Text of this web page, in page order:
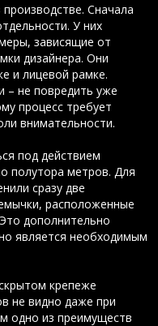
Сначала
У них
зависящие от
дизайнера. Они
и лицевой рамке.
– не повредить уже
процесс требует
внимательности.
под действием
полутора метров. Для
сразу две
расположенные
дополнительно
является необходимым
крепеже
не видно даже при
одно из преимуществ